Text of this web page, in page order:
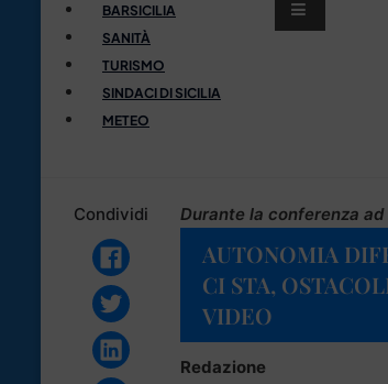
BARSICILIA
SANITÀ
TURISMO
SINDACI DI SICILIA
METEO
Condividi Durante la conferenza ad
AUTONOMIA
CI STA,
VIDEO
Redazione